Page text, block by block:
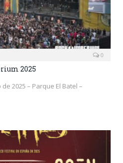
0
2025
2025 – Parque El Batel –